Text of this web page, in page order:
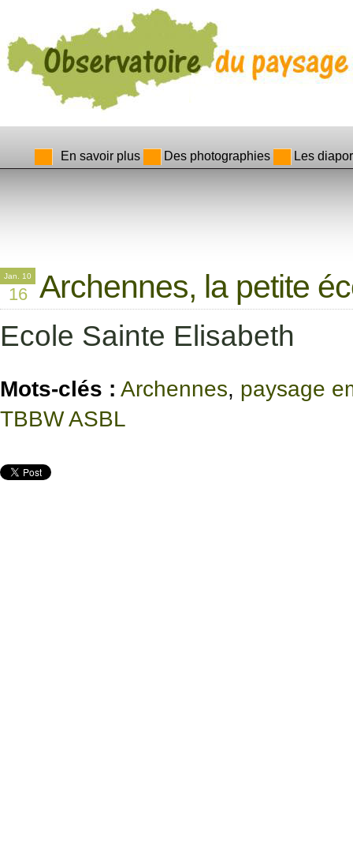
En savoir plus Des photographies Les
Jan. 10
16 Archennes, la petite
Ecole Sainte Elisabeth
Mots-clés : Archennes, paysage
TBBW ASBL